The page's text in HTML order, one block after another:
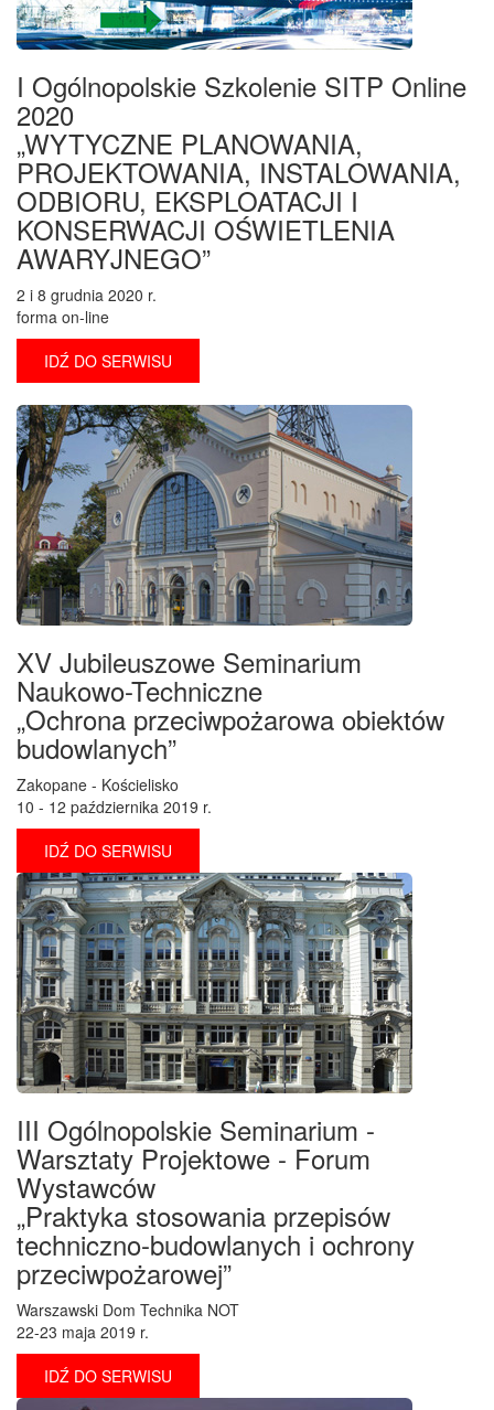
I Ogólnopolskie Szkolenie SITP Online
2020
„WYTYCZNE PLANOWANIA,
PROJEKTOWANIA, INSTALOWANIA,
ODBIORU, EKSPLOATACJI I
KONSERWACJI OŚWIETLENIA
AWARYJNEGO”
2 i 8 grudnia 2020 r.
forma on-line
IDŹ DO SERWISU
XV Jubileuszowe Seminarium
Naukowo-Techniczne
„Ochrona przeciwpożarowa obiektów
budowlanych”
Zakopane - Kościelisko
10 - 12 października 2019 r.
IDŹ DO SERWISU
III Ogólnopolskie Seminarium -
Warsztaty Projektowe - Forum
Wystawców
„Praktyka stosowania przepisów
techniczno-budowlanych i ochrony
przeciwpożarowej”
Warszawski Dom Technika NOT
22-23 maja 2019 r.
IDŹ DO SERWISU